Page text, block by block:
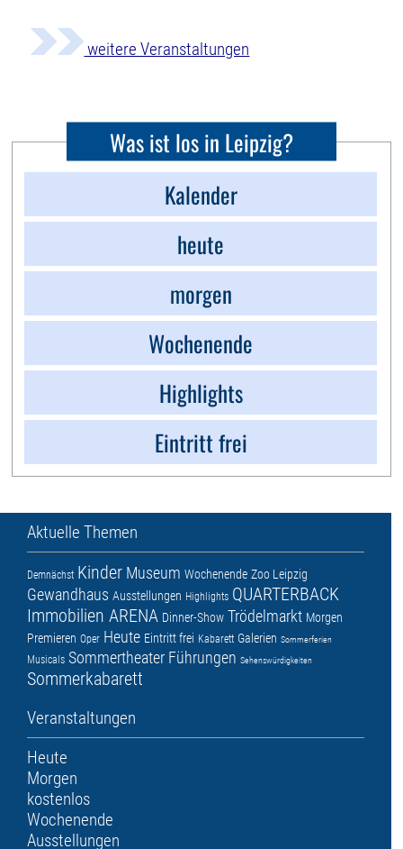
weitere Veranstaltungen
Was ist los in Leipzig?
Kalender
heute
morgen
Wochenende
Highlights
Eintritt frei
Aktuelle Themen
Demnächst Kinder Museum Wochenende Zoo Leipzig
Gewandhaus Ausstellungen Highlights QUARTERBACK
Immobilien ARENA Dinner-Show Trödelmarkt Morgen
Premieren Oper Heute Eintritt frei Kabarett Galerien Sommerferien
Musicals Sommertheater Führungen Sehenswürdigkeiten
Sommerkabarett
Veranstaltungen
Heute
Morgen
kostenlos
Wochenende
Ausstellungen